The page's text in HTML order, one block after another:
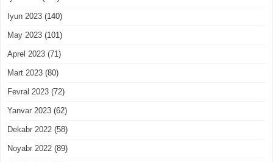
Iyun 2023 (140)
May 2023 (101)
Aprel 2023 (71)
Mart 2023 (80)
Fevral 2023 (72)
Yanvar 2023 (62)
Dekabr 2022 (58)
Noyabr 2022 (89)